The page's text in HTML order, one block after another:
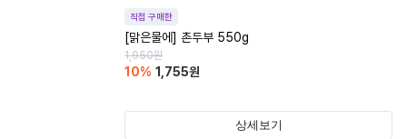
직접 구매한
[맑은물에] 촌두부 550g
1,950원
10% 1,755원
상세보기